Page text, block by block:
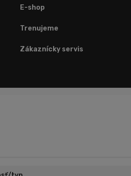
E-shop
Trenujeme
Zákaznícky servis